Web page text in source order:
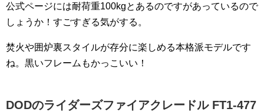
公式ページには耐荷重100kgとあるのですがあっているので
しょうか！すごすぎる気がする。
焚火や囲炉裏スタイルが存分に楽しめる本格派モデルです
ね。黒いフレームもかっこいい！
DODのライダーズファイアクレードル FT1-477